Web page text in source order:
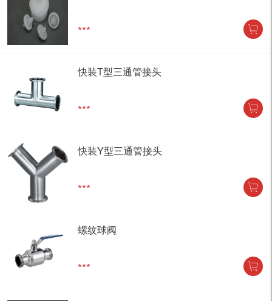
***
快装T型三通管接头
***
快装Y型三通管接头
***
螺纹球阀
***